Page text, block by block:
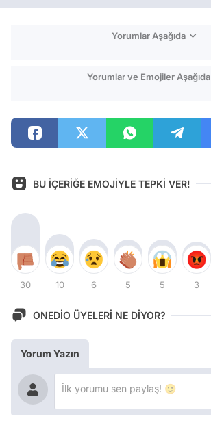
Yorumlar Aşağıda
Yorumlar ve Emojiler Aşağıda
BU İÇERİĞE EMOJİYLE TEPKİ VER!
30 10 6 5 5 3
ONEDİO ÜYELERİ NE DİYOR?
Yorum Yazın